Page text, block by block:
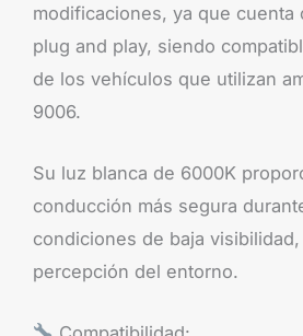
modificaciones, ya que cuenta
plug and play, siendo
de los vehículos que utilizan
9006.
Su luz blanca de 6000K
conducción más segura
condiciones de baja
percepción del entorno.